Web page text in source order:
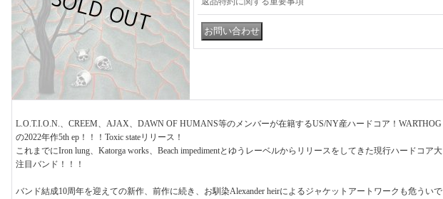
L.O.T.I.O.N.、CREEM、AJAX、DAWN OF HUMANS等のメンバーが在籍するUS/NY産ハードコア！WARTHOG
の2022年作5th ep！！！Toxic stateリリース！
これまでにIron lung、Katorga works、Beach impedimentとゆうレーベルからリリースをしてきた現行ハードコア大
注目バンド！！！
バンド結成10周年を迎えての新作、前作に続き、お馴染Alexander heirによるジャケットアートワークも危ういで